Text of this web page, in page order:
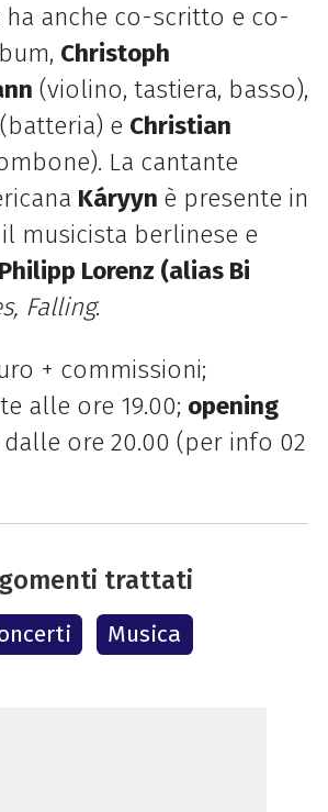
ha anche co-scritto e co-
Christoph
(violino, tastiera, basso),
e Christian
La cantante
Káryyn è presente in
musicista berlinese e
Lorenz (alias Bi
Falling.
+ commissioni;
alle ore 19.00; opening
ore 20.00 (per info 02
trattati
Musica